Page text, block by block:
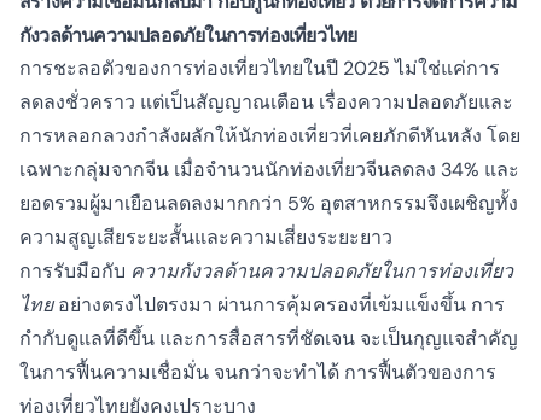
กังวลด้านความปลอดภัยในการท่องเที่ยวไทย
การชะลอตัวของการท่องเที่ยวไทยในปี 2025 ไม่ใช่แค่การ
ลดลงชั่วคราว แต่เป็นสัญญาณเตือน เรื่องความปลอดภัยและ
การหลอกลวงกำลังผลักให้นักท่องเที่ยวที่เคยภักดีหันหลัง โดย
เฉพาะกลุ่มจากจีน เมื่อจำนวนนักท่องเที่ยวจีนลดลง 34% และ
ยอดรวมผู้มาเยือนลดลงมากกว่า 5% อุตสาหกรรมจึงเผชิญทั้ง
ความสูญเสียระยะสั้นและความเสี่ยงระยะยาว
การรับมือกับ ความกังวลด้านความปลอดภัยในการท่องเที่ยว
ไทยอย่างตรงไปตรงมา ผ่านการคุ้มครองที่เข้มแข็งขึ้น การ
กำกับดูแลที่ดีขึ้น และการสื่อสารที่ชัดเจน จะเป็นกุญแจสำคัญ
ในการฟื้นความเชื่อมั่น จนกว่าจะทำได้ การฟื้นตัวของการ
ท่องเที่ยวไทยยังคงเปราะบาง